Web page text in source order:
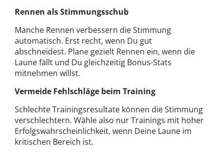
Rennen als Stimmungsschub
Manche Rennen verbessern die Stimmung
automatisch. Erst recht, wenn Du gut
abschneidest. Plane gezielt Rennen ein, wenn die
Laune fällt und Du gleichzeitig Bonus-Stats
mitnehmen willst.
Vermeide Fehlschläge beim Training
Schlechte Trainingsresultate können die Stimmung
verschlechtern. Wähle also nur Trainings mit hoher
Erfolgswahrscheinlichkeit, wenn Deine Laune im
kritischen Bereich ist.